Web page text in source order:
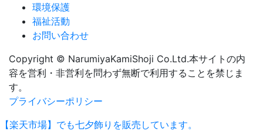
環境保護
福祉活動
お問い合わせ
Copyright © NarumiyaKamiShoji Co.Ltd.本サイトの内
容を営利・非営利を問わず無断で利用することを禁じま
す。
プライバシーポリシー
【楽天市場】でも七夕飾りを販売しています。